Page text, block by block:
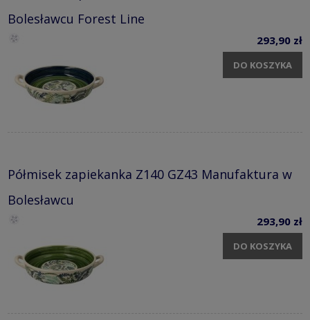
Bolesławcu Forest Line
293,90 zł
DO KOSZYKA
Półmisek zapiekanka Z140 GZ43 Manufaktura w
Bolesławcu
293,90 zł
DO KOSZYKA